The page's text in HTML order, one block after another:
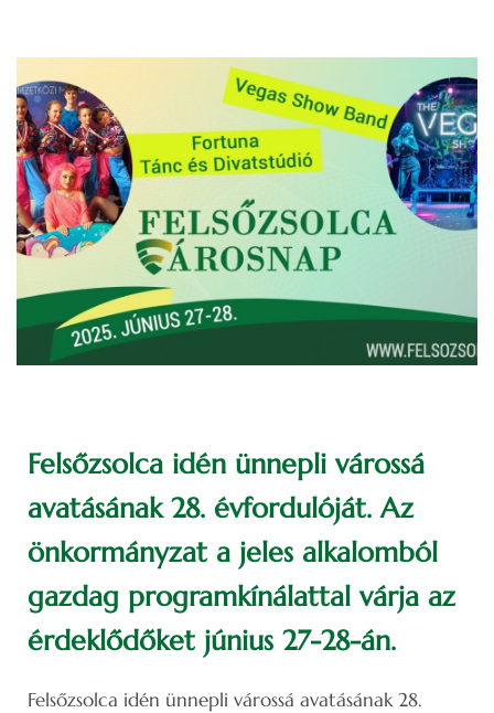
Felsőzsolca idén ünnepli várossá
avatásának 28. évfordulóját. Az
önkormányzat a jeles alkalomból
gazdag programkínálattal várja az
érdeklődőket június 27-28-án.
Felsőzsolca idén ünnepli várossá avatásának 28.